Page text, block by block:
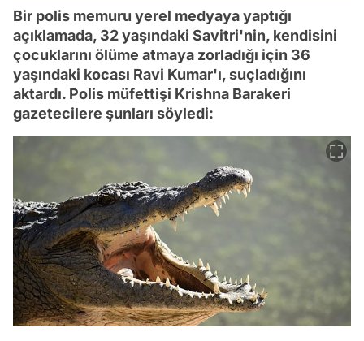
Bir polis memuru yerel medyaya yaptığı
açıklamada, 32 yaşındaki Savitri'nin, kendisini
çocuklarını ölüme atmaya zorladığı için 36
yaşındaki kocası Ravi Kumar'ı, suçladığını
aktardı. Polis müfettişi Krishna Barakeri
gazetecilere şunları söyledi: